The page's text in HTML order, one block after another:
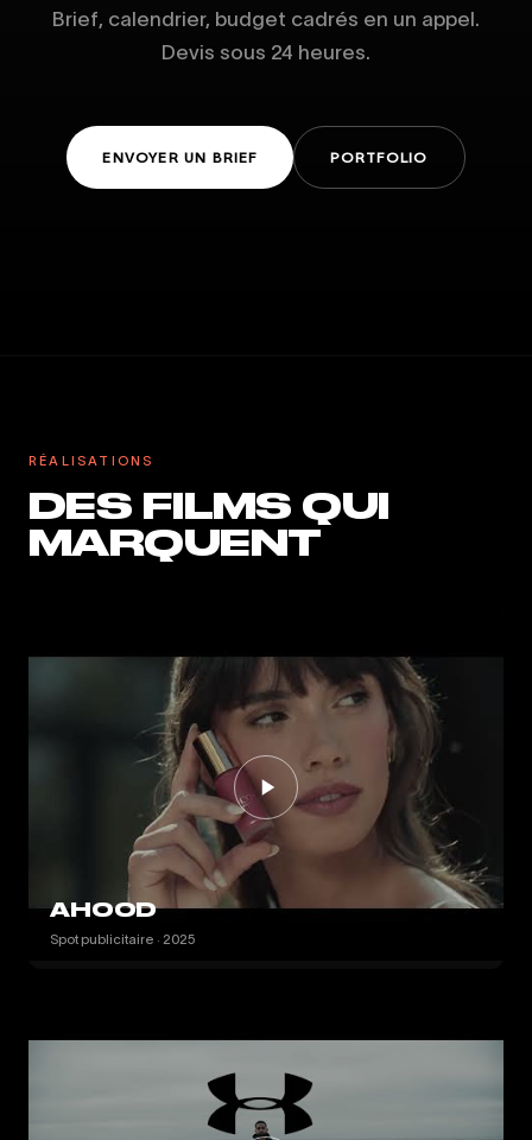
Brief, calendrier, budget cadrés en un appel.
Devis sous 24 heures.
ENVOYER UN BRIEF PORTFOLIO
RÉALISATIONS
DES FILMS QUI
MARQUENT
AHOOD
Spot publicitaire · 2025